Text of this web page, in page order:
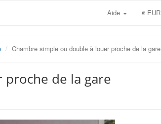
Aide € EUR
Chambre simple ou double à louer proche de la gare
de la gare